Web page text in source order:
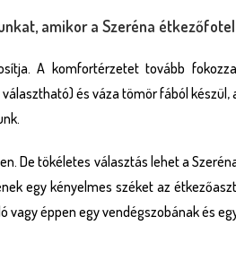
amikor a Szeréna
A komfortérzetet tovább
és váza tömör fából
De tökéletes választás lehet a
egy kényelmes széket az
éppen egy vendégszobának és